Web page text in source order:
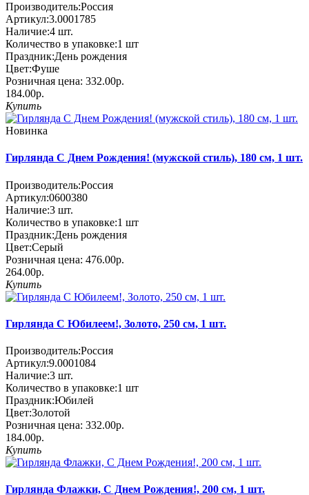
Производитель:Россия
Артикул:3.0001785
Наличие:4 шт.
Количество в упаковке:1 шт
Праздник:День рождения
Цвет:Фуше
Розничная цена: 332.00р.
184.00р.
Купить
Новинка
Гирлянда С Днем Рождения! (мужской стиль), 180 см, 1 шт.
Производитель:Россия
Артикул:0600380
Наличие:3 шт.
Количество в упаковке:1 шт
Праздник:День рождения
Цвет:Серый
Розничная цена: 476.00р.
264.00р.
Купить
Гирлянда С Юбилеем!, Золото, 250 см, 1 шт.
Производитель:Россия
Артикул:9.0001084
Наличие:3 шт.
Количество в упаковке:1 шт
Праздник:Юбилей
Цвет:Золотой
Розничная цена: 332.00р.
184.00р.
Купить
Гирлянда Флажки, С Днем Рождения!, 200 см, 1 шт.